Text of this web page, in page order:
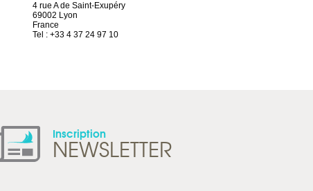
4 rue A de Saint-Exupéry
69002 Lyon
France
Tel : +33 4 37 24 97 10
Inscription
NEWSLETTER